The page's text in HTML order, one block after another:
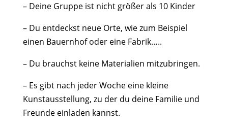
– Deine Gruppe ist nicht größer als 10 Kinder
– Du entdeckst neue Orte, wie zum Beispiel
einen Bauernhof oder eine Fabrik…..
– Du brauchst keine Materialien mitzubringen.
– Es gibt nach jeder Woche eine kleine
Kunstausstellung, zu der du deine Familie und
Freunde einladen kannst.